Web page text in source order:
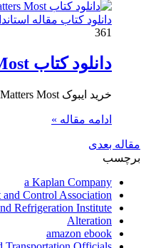
دانلود کتاب مقاله
361
دانلود کتاب Ready and Relevant Prepare to Audit What Matters Most
خرید ایبوک Ready and Relevant Prepare to Audit What Matters Most برای دانلود کتاب Ready and Relevant Prepare to Audit…
ادامه مقاله »
مقاله بعدی
برچسب
a Kaplan Company
Control Association
Refrigeration Institute
Alteration
amazon ebook